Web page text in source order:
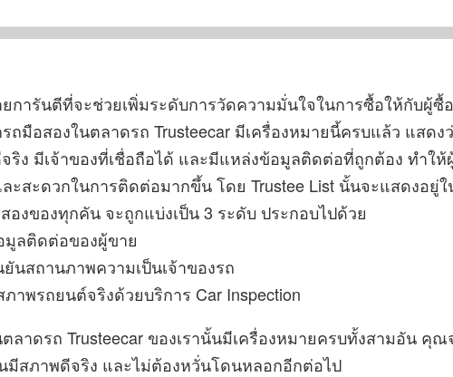
ยการันตีที่จะช่วยเพิ่มระดับการวัดความมั่นใจในการซื้อให้กับผู้
ถมือสองในตลาดรถ Trusteecar มีเครื่องหมายนี้ครบแล้ว แสดง
ริง มีเจ้าของที่เชื่อถือได้ และมีแหล่งข้อมูลติดต่อที่ถูกต้อง ทำให้
ะสะดวกในการติดต่อมากขึ้น โดย Trustee List นั้นจะแสดงอยู่
งของทุกคัน จะถูกแบ่งเป็น 3 ระดับ ประกอบไปด้วย
มูลติดต่อของผู้ขาย
ยันสถานภาพความเป็นเจ้าของรถ
ภาพรถยนต์จริงด้วยบริการ Car Inspection
าดรถ Trusteecar ของเรานั้นมีเครื่องหมายครบทั้งสามอัน คุณ
สภาพดีจริง และไม่ต้องหวั่นโดนหลอกอีกต่อไป